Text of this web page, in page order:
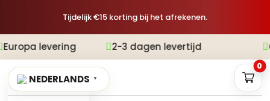
Tijdelijk €15 korting bij het afrekenen.
2-3 dagen levertijd Gratis
NEDERLANDS ▼
0